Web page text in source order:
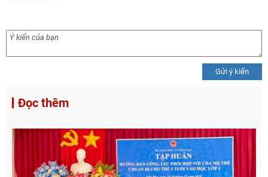
Gửi ý kiến
Đọc thêm